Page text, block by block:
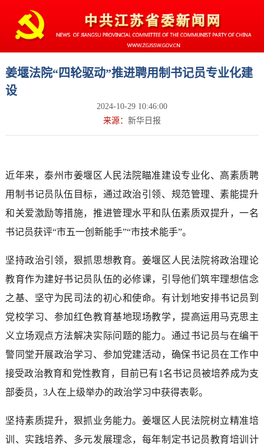
姜堰法院“四轮驱动”推进聘用制书记员专业化建
设
2024-10-29 10:46:00
来源： 新华日报
近年来，泰州市姜堰区人民法院瞄准建设专业化、高素质聘
用制书记员队伍目标，通过政治引领、规范管理、素能提升
和关爱激励等措施，推进管理水平和队伍素质双提升，一名
书记员获评“市五一创新能手”“市技术能手”。
坚持政治引领，狠抓思想教育。姜堰区人民法院将政治理论
教育作为建好书记员队伍的必修课，引导他们筑牢理想信念
之基、坚守为民司法的初心和使命。有计划地安排书记员到
党校学习、参加红色教育基地现场教学，提高运用马克思主
义立场观点方法解决实际问题的能力。通过书记员与在编干
警同堂开展政治学习、参加党建活动，确保书记员在工作中
接受政治教育和党性教育，目前已有1名书记员被培养成为支
部委员，3人在上级举办的政治学习中获得表彰。
坚持素质提升，狠抓业务能力。姜堰区人民法院树立精准培
训、实践培养、多元发展理念，每年制定书记员教育培训计